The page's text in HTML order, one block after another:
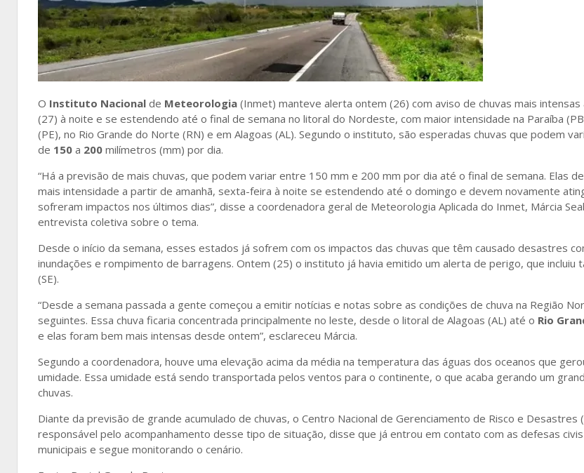
O Instituto Nacional de Meteorologia (Inmet) manteve alerta ontem (26) com aviso de chuvas mais intensas
(27) à noite e se estendendo até o final de semana no litoral do Nordeste, com maior intensidade na Paraíba
(PE), no Rio Grande do Norte (RN) e em Alagoas (AL). Segundo o instituto, são esperadas chuvas que podem
de 150 a 200 milímetros (mm) por dia.
“Há a previsão de mais chuvas, que podem variar entre 150 mm e 200 mm por dia até o final de semana. Elas
mais intensidade a partir de amanhã, sexta-feira à noite se estendendo até o domingo e devem novamente
sofreram impactos nos últimos dias”, disse a coordenadora geral de Meteorologia Aplicada do Inmet, Márcia
entrevista coletiva sobre o tema.
Desde o início da semana, esses estados já sofrem com os impactos das chuvas que têm causado desastres
inundações e rompimento de barragens. Ontem (25) o instituto já havia emitido um alerta de perigo, que incluiu
(SE).
“Desde a semana passada a gente começou a emitir notícias e notas sobre as condições de chuva na Região
seguintes. Essa chuva ficaria concentrada principalmente no leste, desde o litoral de Alagoas (AL) até o Rio
e elas foram bem mais intensas desde ontem”, esclareceu Márcia.
Segundo a coordenadora, houve uma elevação acima da média na temperatura das águas dos oceanos que
umidade. Essa umidade está sendo transportada pelos ventos para o continente, o que acaba gerando um
chuvas.
Diante da previsão de grande acumulado de chuvas, o Centro Nacional de Gerenciamento de Risco e Desastres
responsável pelo acompanhamento desse tipo de situação, disse que já entrou em contato com as defesas
municipais e segue monitorando o cenário.